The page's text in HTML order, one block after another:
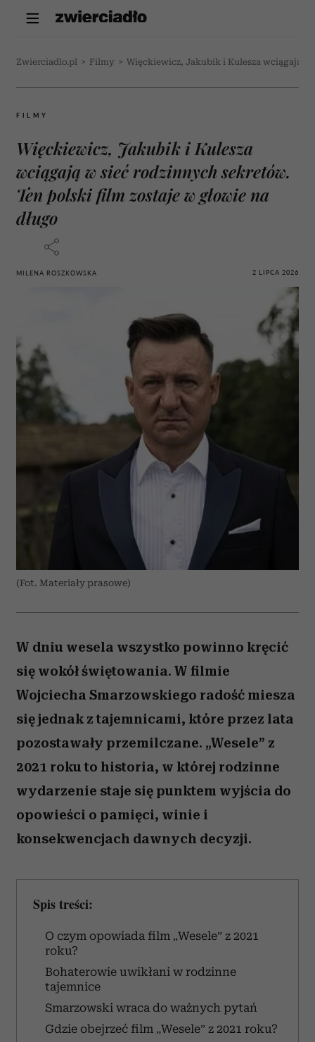
Zwierciadlo.pl > Filmy > Więckiewicz, Jakubik i Kulesza wciągają w
FILMY
Więckiewicz, Jakubik i Kulesza
wciągają w sieć rodzinnych sekretów.
Ten polski film zostaje w głowie na
długo
MILENA ROSZKOWSKA 2 LIPCA 2026
(Fot. Materiały prasowe)
W dniu wesela wszystko powinno kręcić
się wokół świętowania. W filmie
Wojciecha Smarzowskiego radość miesza
się jednak z tajemnicami, które przez lata
pozostawały przemilczane. „Wesele” z
2021 roku to historia, w której rodzinne
wydarzenie staje się punktem wyjścia do
opowieści o pamięci, winie i
konsekwencjach dawnych decyzji.
Spis treści:
O czym opowiada film „Wesele” z 2021
roku?
Bohaterowie uwikłani w rodzinne
tajemnice
Smarzowski wraca do ważnych pytań
Gdzie obejrzeć film „Wesele” z 2021 roku?